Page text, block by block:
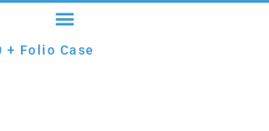
+ Folio Case